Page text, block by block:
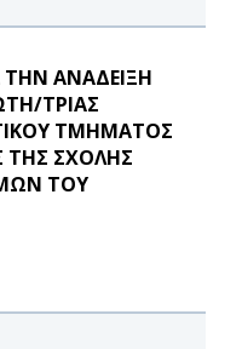
ΑΝΑΔΕΙΞΗ
ΤΡΙΑΣ
ΤΜΗΜΑΤΟΣ
ΤΗΣ ΣΧΟΛΗΣ
ΤΟΥ